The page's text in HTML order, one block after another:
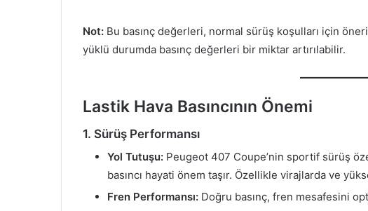
Not: Bu basınç değerleri, normal sürüş koşulları için
yüklü durumda basınç değerleri bir miktar artırılabilir.
Lastik Hava Basıncının Önemi
1. Sürüş Performansı
Yol Tutuşu: Peugeot 407 Coupe’nin sportif sürüş
basıncı hayati önem taşır. Özellikle virajlarda ve
Fren Performansı: Doğru basınç, fren mesafesini